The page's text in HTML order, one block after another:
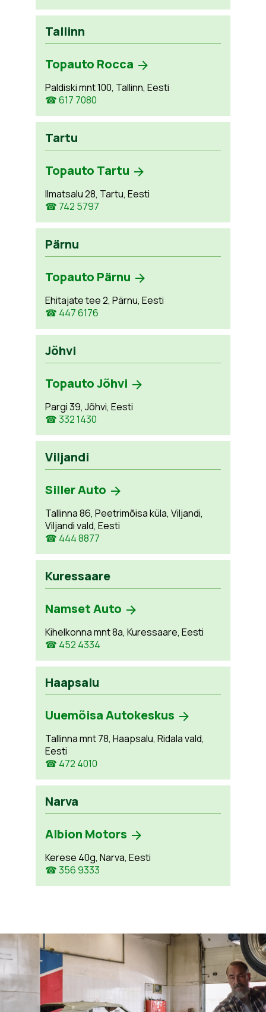
Tallinn
Topauto Rocca
Paldiski mnt 100, Tallinn, Eesti
☎ 617 7080
Tartu
Topauto Tartu
Ilmatsalu 28, Tartu, Eesti
☎ 742 5797
Pärnu
Topauto Pärnu
Ehitajate tee 2, Pärnu, Eesti
☎ 447 6176
Jõhvi
Topauto Jõhvi
Pargi 39, Jõhvi, Eesti
☎ 332 1430
Viljandi
Siller Auto
Tallinna 86, Peetrimõisa küla, Viljandi,
Viljandi vald, Eesti
☎ 444 8877
Kuressaare
Namset Auto
Kihelkonna mnt 8a, Kuressaare, Eesti
☎ 452 4334
Haapsalu
Uuemõisa Autokeskus
Tallinna mnt 78, Haapsalu, Ridala vald,
Eesti
☎ 472 4010
Narva
Albion Motors
Kerese 40g, Narva, Eesti
☎ 356 9333